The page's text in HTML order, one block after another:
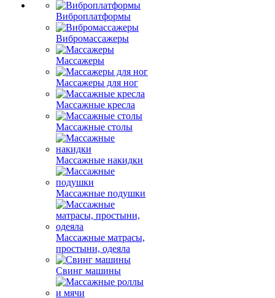
Виброплатформы
Вибромассажеры
Массажеры
Массажеры для ног
Массажные кресла
Массажные столы
Массажные накидки
Массажные подушки
Массажные матрасы,
простыни, одеяла
Свинг машины